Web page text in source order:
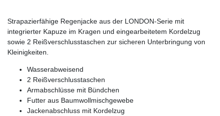
Strapazierfähige Regenjacke aus der LONDON-Serie mit
integrierter Kapuze im Kragen und eingearbeitetem Kordelzug
sowie 2 Reißverschlusstaschen zur sicheren Unterbringung von
Kleinigkeiten.
Wasserabweisend
2 Reißverschlusstaschen
Armabschlüsse mit Bündchen
Futter aus Baumwollmischgewebe
Jackenabschluss mit Kordelzug